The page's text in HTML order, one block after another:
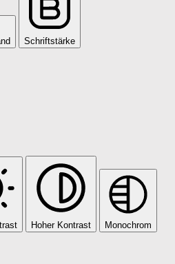
Schriftstärke
Hoher Kontrast Monochrom